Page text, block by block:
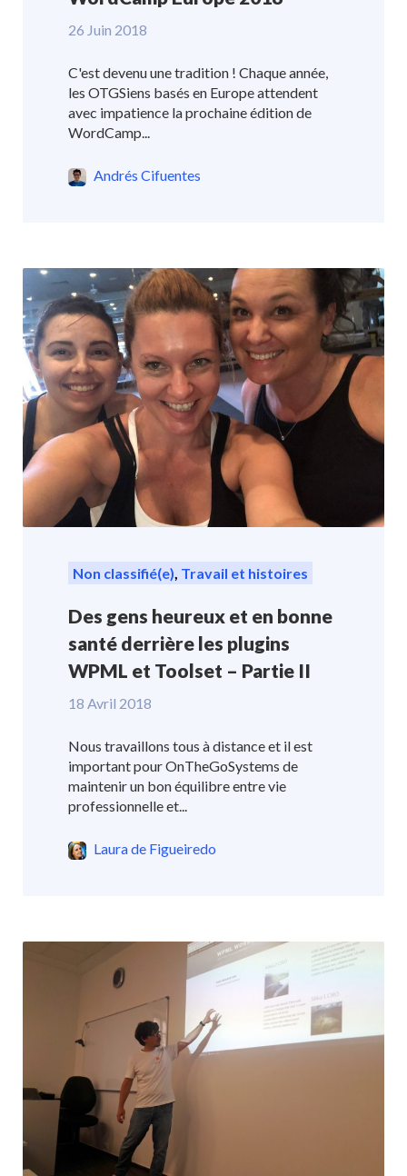
26 Juin 2018
C'est devenu une tradition ! Chaque année,
les OTGSiens basés en Europe attendent
avec impatience la prochaine édition de
WordCamp...
Andrés Cifuentes
Non classifié(e) Travail et histoires
Des gens heureux et en bonne
santé derrière les plugins
WPML et Toolset – Partie II
18 Avril 2018
Nous travaillons tous à distance et il est
important pour OnTheGoSystems de
maintenir un bon équilibre entre vie
professionnelle et...
Laura de Figueiredo